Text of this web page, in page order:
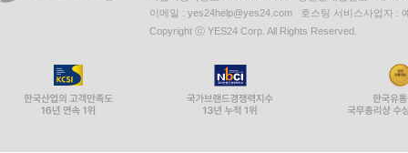
이메일 : yes24help@yes24.com 호스팅 서비스사업자 :
Copyright ⓒ YES24 Corp. All Rights Reserved.